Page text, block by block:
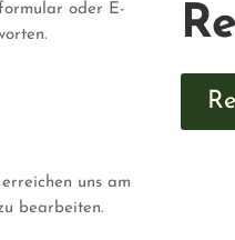
oder E-
uns am
bearbeiten.